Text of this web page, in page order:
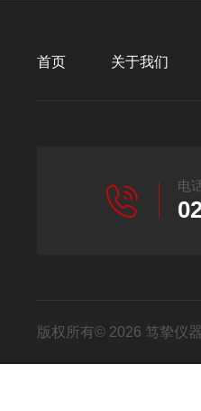
首页 关于我们
电
版权所有© 2026 笃挚仪